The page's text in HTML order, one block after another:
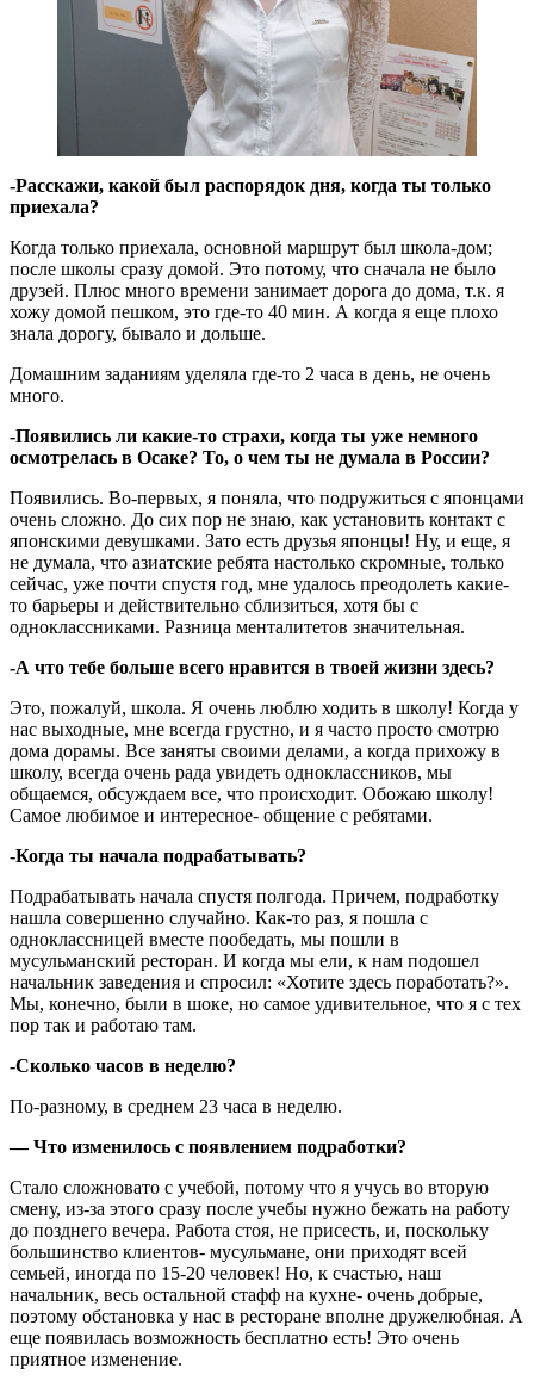
-Расскажи, какой был распорядок дня, когда ты только
приехала?
Когда только приехала, основной маршрут был школа-дом;
после школы сразу домой. Это потому, что сначала не было
друзей. Плюс много времени занимает дорога до дома, т.к. я
хожу домой пешком, это где-то 40 мин. А когда я еще плохо
знала дорогу, бывало и дольше.
Домашним заданиям уделяла где-то 2 часа в день, не очень
много.
-Появились ли какие-то страхи, когда ты уже немного
осмотрелась в Осаке? То, о чем ты не думала в России?
Появились. Во-первых, я поняла, что подружиться с японцами
очень сложно. До сих пор не знаю, как установить контакт с
японскими девушками. Зато есть друзья японцы! Ну, и еще, я
не думала, что азиатские ребята настолько скромные, только
сейчас, уже почти спустя год, мне удалось преодолеть какие-
то барьеры и действительно сблизиться, хотя бы с
одноклассниками. Разница менталитетов значительная.
-А что тебе больше всего нравится в твоей жизни здесь?
Это, пожалуй, школа. Я очень люблю ходить в школу! Когда у
нас выходные, мне всегда грустно, и я часто просто смотрю
дома дорамы. Все заняты своими делами, а когда прихожу в
школу, всегда очень рада увидеть одноклассников, мы
общаемся, обсуждаем все, что происходит. Обожаю школу!
Самое любимое и интересное- общение с ребятами.
-Когда ты начала подрабатывать?
Подрабатывать начала спустя полгода. Причем, подработку
нашла совершенно случайно. Как-то раз, я пошла с
одноклассницей вместе пообедать, мы пошли в
мусульманский ресторан. И когда мы ели, к нам подошел
начальник заведения и спросил: «Хотите здесь поработать?».
Мы, конечно, были в шоке, но самое удивительное, что я с тех
пор так и работаю там.
-Сколько часов в неделю?
По-разному, в среднем 23 часа в неделю.
—Что изменилось с появлением подработки?
Стало сложновато с учебой, потому что я учусь во вторую
смену, из-за этого сразу после учебы нужно бежать на работу
до позднего вечера. Работа стоя, не присесть, и, поскольку
большинство клиентов- мусульмане, они приходят всей
семьей, иногда по 15-20 человек! Но, к счастью, наш
начальник, весь остальной стафф на кухне- очень добрые,
поэтому обстановка у нас в ресторане вполне дружелюбная. А
еще появилась возможность бесплатно есть! Это очень
приятное изменение.